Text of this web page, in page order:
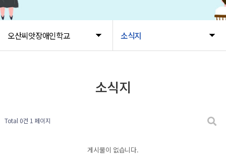
오산씨앗장애인학교 소식지
소식지
Total 0건 1 페이지
게시물이 없습니다.